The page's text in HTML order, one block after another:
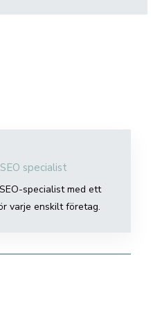
SEO specialist
specialist med ett
varje enskilt företag.